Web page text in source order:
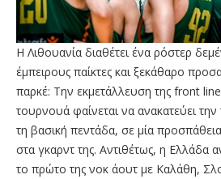
Η Λιθουανία διαθέτει ένα ρόστερ
έμπειρους παίκτες και ξεκάθαρο
παρκέ: Tην εκμετάλλευση της front line
τουρνουά φαίνεται να ανακατεύει
τη βασική πεντάδα, σε μία
στα γκαρντ της. Αντιθέτως, η Ελλάδα
το πρώτο της νοκ άουτ με Καλάθη,